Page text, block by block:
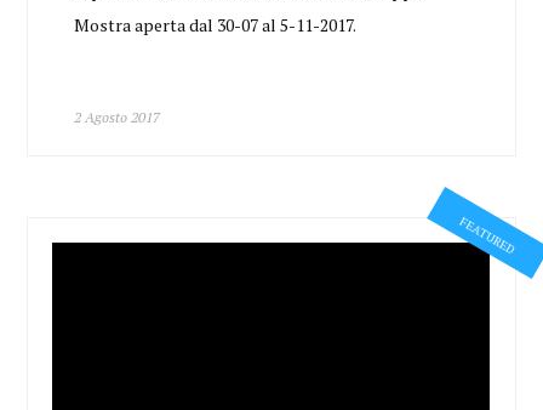
Mostra aperta dal 30-07 al 5-11-2017.
2 Agosto 2017
FEATURED